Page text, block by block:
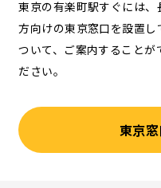
東京の有楽町駅すぐには
方向けの東京窓口を設置
ついて、ご案内することが
ださい。
東京窓